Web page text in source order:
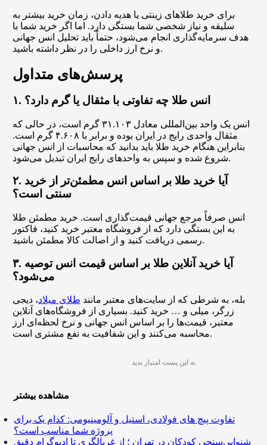
برای خرید طلاهای زینتی یا هدیه دادن، زمان خرید بیشتر به
سلیقه و نیاز شخصی شما بستگی دارد. اما اگر خرید شما با
هدف سرمایه‌گذاری انجام می‌شود، حتماً باید تحلیل انس جهانی
و نرخ ارز داخلی را در نظر داشته باشید.
پرسش‌های متداول
۱. انس طلا چه تفاوتی با مثقال یا گرم دارد؟
انس یک واحد بین‌المللی معادل ۳۱.۱۰۳ گرم است، در حالی که
مثقال واحدی رایج در ایران بوده و برابر با ۴.۶۰۸ گرم است.
بنابراین هنگام خرید طلا باید بدانید که محاسبات از انس جهانی
شروع شده و سپس به واحدهای رایج ایران تبدیل می‌شود.
۲. آیا خرید طلا بر اساس انس مطمئن‌تر از خرید
سنتی است؟
انس صرفاً مرجع جهانی قیمت‌گذاری است. خرید مطمئن طلا
به این بستگی دارد که از فروشگاه معتبر خرید کنید، فاکتور
رسمی دریافت کنید و از اصالت کالا مطمئن باشید.
۳. آیا خرید آنلاین طلا بر اساس قیمت انس توصیه
می‌شود؟
بله، به شرطی که از سایت‌های معتبر مانند طلای میلاد، دیجی
زرگر، میلی و … خرید کنید. بسیاری از فروشگاه‌های آنلاین
معتبر، قیمت‌ها را بر اساس انس جهانی و نرخ لحظه‌ای ارز
محاسبه می‌کنند و این شفافیت به نفع مشتری است.
به این پست امتیاز بدید
مشاهده بیشتر
تفاوت پیچ ‌های فولادی، استیل و آلومینیومی: کدام یک برای
پروژه شما مناسب است؟
شنوایی‌سنجی کودکان در تهران ؛ از غربالگری تا ادیوگرام دقیق